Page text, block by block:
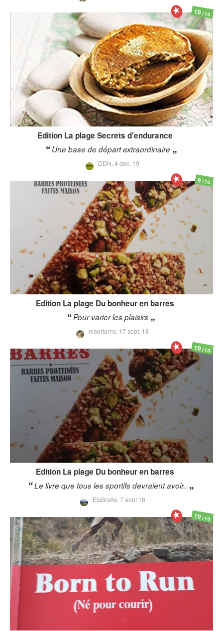
Edition La plage Secrets d'endurance
Une base de départ extraordinaire
DDN, 4 déc. 19
10/10
Edition La plage Du bonheur en barres
Pour varier les plaisirs
maoriarns, 17 sept. 18
9/10
Edition La plage Du bonheur en barres
Le livre que tous les sportifs devraient avoir..
ElsBrsAs, 7 août 18
10/10
10/10